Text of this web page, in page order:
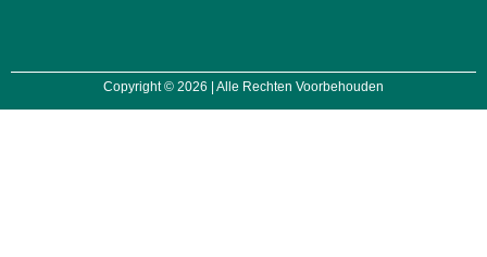
Copyright © 2026 | Alle Rechten Voorbehouden